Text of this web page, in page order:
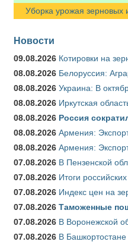
Уборка урожая зерновых и
Новости
09.08.2026 Котировки на
08.08.2026 Белоруссия:
08.08.2026 Украина: В
08.08.2026 Иркутская
08.08.2026 Россия
08.08.2026 Армения:
08.08.2026 Армения:
07.08.2026 В Пензенской
07.08.2026 Итоги
07.08.2026 Индекс цен на
07.08.2026 Таможенные
07.08.2026 В Воронежской
07.08.2026 В